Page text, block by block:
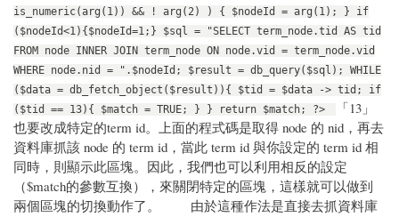
is_numeric(arg(1)) && ! arg(2) ) { $nodeId = arg(1); } if
($nodeId<1){$nodeId=1;} $sql = "SELECT term_node.tid AS tid
FROM node INNER JOIN term_node ON node.vid = term_node.vid
WHERE node.nid = ".$nodeId; $result = db_query($sql); WHILE
($data = db_fetch_object($result)){ $tid = $data -> tid; if
($tid == 13){ $match = TRUE; } } return $match; ?>
「13」
也要改成特定的term id。上面的程式碼是取得 node 的 nid，再去
資料庫抓該 node 的 term id，當此 term id 與你設定的 term id 相
同時，則顯示此區塊。因此，我們也可以利用相反的設定
（$match的參數互換），來關閉特定的區塊，這樣就可以做到
兩個區塊的切換動作了。 由於這種作法是直接去抓資料庫